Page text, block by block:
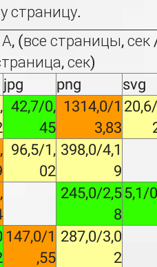
страницу.
(все страницы, сек
сек)
jpg png
svg
42,7/0,
45
1314,0/1
3,83
96,5/1,
02
398,0/4,1
9
245,0/2,5
8
5,1/
147,0/1
,55
287,0/3,0
2